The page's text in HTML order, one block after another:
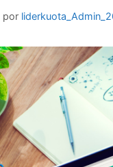
por